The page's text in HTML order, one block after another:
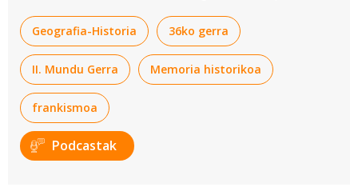
'Berria Berriketan'-en podcast hau.
Geografia-Historia 36ko gerra
II. Mundu Gerra Memoria historikoa
frankismoa
Podcastak